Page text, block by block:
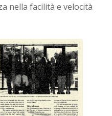
nella facilità e velocità